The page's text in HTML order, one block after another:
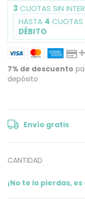
3 CUOTAS SIN
HASTA 4 CUOTAS
DÉBITO
7% de descuento
depósito
Envío gratis
CANTIDAD
¡No te lo pierdas,